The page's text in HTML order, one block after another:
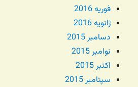
فوریه 2016
ژانویه 2016
دسامبر 2015
نوامبر 2015
اکتبر 2015
سپتامبر 2015